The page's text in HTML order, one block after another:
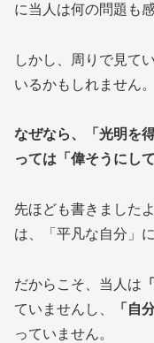
に当人は何の問題も
しかし、周りで見て
いるかもしれません。
なぜなら、「光明を
っては「偉そうにし
先ほども書きました
は、「平凡な自分」
だからこそ、当人は
ていませんし、
「自
っていません。